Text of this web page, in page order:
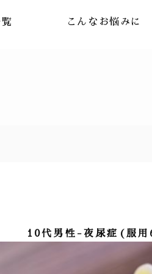
こんなお悩みに
10代男性-夜尿症(服用